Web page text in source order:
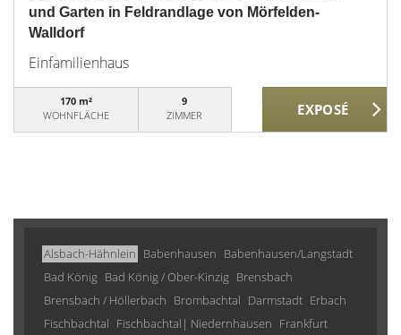
und Garten in Feldrandlage von Mörfelden-
Walldorf
Einfamilienhaus
170 m²
WOHNFLÄCHE
9
ZIMMER
Alsbach-Hähnlein Babenhausen Babenhausen/Langstadt
Bad König Bad König / Ober-Kinzig Brensbach
Brensbach / Höllerbach Brombachtal Darmstadt Erbach
Fischbachtal Fischbachtal| Niedernhausen Frankfurt